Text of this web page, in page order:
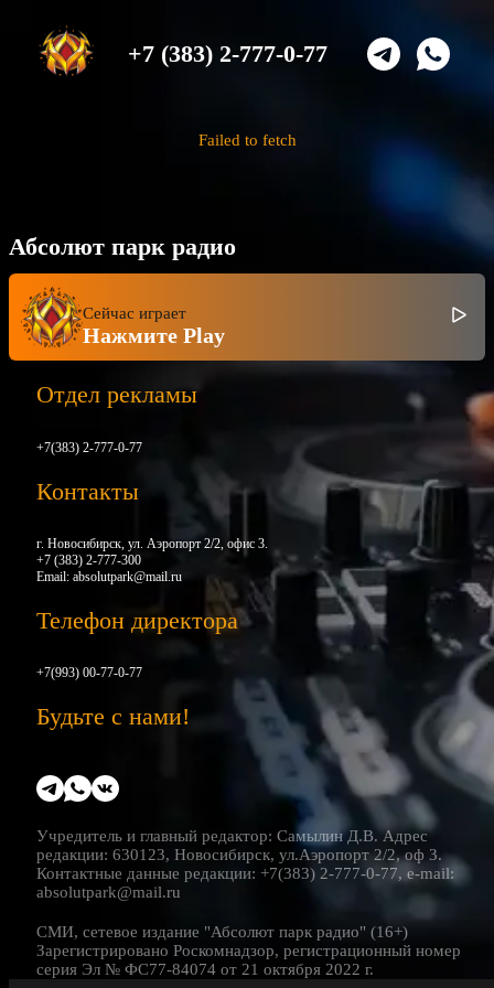
+7 (383) 2-777-0-77
Failed to fetch
Абсолют парк радио
Сейчас играет
Нажмите Play
Отдел рекламы
+7(383) 2-777-0-77
Контакты
г. Новосибирск, ул. Аэропорт 2/2, офис 3.
+7 (383) 2-777-300
Email: absolutpark@mail.ru
Телефон директора
+7(993) 00-77-0-77
Будьте с нами!
Учредитель и главный редактор: Самылин Д.В. Адрес
редакции: 630123, Новосибирск, ул.Аэропорт 2/2, оф 3.
Контактные данные редакции: +7(383) 2-777-0-77, e-mail:
absolutpark@mail.ru
СМИ, сетевое издание "Абсолют парк радио" (16+)
Зарегистрировано Роскомнадзор, регистрационный номер
серия Эл № ФС77-84074 от 21 октября 2022 г.